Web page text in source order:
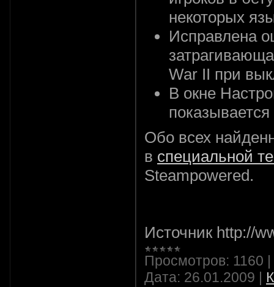
некоторых
Исправлена
War II при
В окне
Обо всех
в специальной
Steampowered.
Источник http://
Просмотров: 1160
Дата: 26.01.2009